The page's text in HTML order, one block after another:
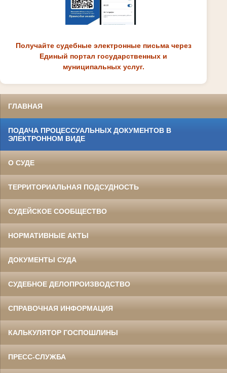
Получайте судебные электронные письма через
Единый портал государственных и
муниципальных услуг.
ГЛАВНАЯ
ПОДАЧА ПРОЦЕССУАЛЬНЫХ ДОКУМЕНТОВ В
ЭЛЕКТРОННОМ ВИДЕ
О СУДЕ
ТЕРРИТОРИАЛЬНАЯ ПОДСУДНОСТЬ
СУДЕЙСКОЕ СООБЩЕСТВО
НОРМАТИВНЫЕ АКТЫ
ДОКУМЕНТЫ СУДА
СУДЕБНОЕ ДЕЛОПРОИЗВОДСТВО
СПРАВОЧНАЯ ИНФОРМАЦИЯ
КАЛЬКУЛЯТОР ГОСПОШЛИНЫ
ПРЕСС-СЛУЖБА